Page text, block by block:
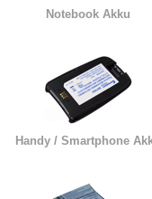
Notebook Akku
Handy / Smartphone